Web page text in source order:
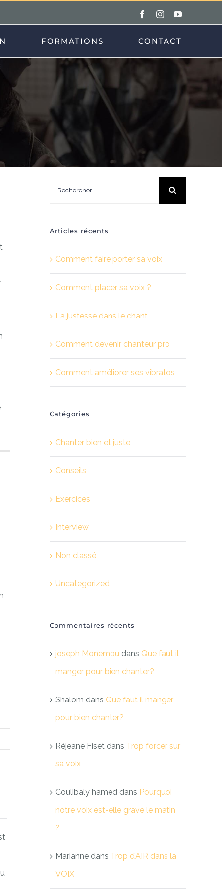
FacebookInstagramYouTube
FORMATIONS CONTACT
Articles récents
Comment faire porter sa voix
Comment placer sa voix ?
La justesse dans le chant
Comment devenir chanteur pro
Comment améliorer ses vibratos
Catégories
Chanter bien et juste
Conseils
Exercices
Interview
Non classé
Uncategorized
Commentaires récents
joseph Monemou dans Que faut il
manger pour bien chanter?
Shalom dans Que faut il manger
pour bien chanter?
Réjeane Fiset dans Trop forcer sur
sa voix
Coulibaly hamed dans Pourquoi
notre voix est-elle grave le matin
?
Marianne dans Trop d’AIR dans la
VOIX